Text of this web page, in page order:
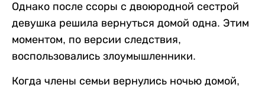
Однако после ссоры с двоюродной сестрой
девушка решила вернуться домой одна. Этим
моментом, по версии следствия,
воспользовались злоумышленники.
Когда члены семьи вернулись ночью домой,